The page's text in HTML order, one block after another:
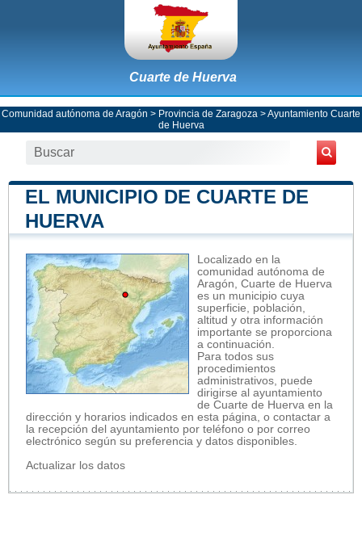
Cuarte de Huerva
Comunidad autónoma de Aragón > Provincia de Zaragoza >Ayuntamiento Cuarte
de Huerva
EL MUNICIPIO DE CUARTE DE
HUERVA
Localizado en la
comunidad autónoma de
Aragón, Cuarte de Huerva
es un municipio cuya
superficie, población,
altitud y otra información
importante se proporciona
a continuación.
Para todos sus
procedimientos
administrativos, puede
dirigirse al ayuntamiento
de Cuarte de Huerva en la
dirección y horarios indicados en esta página, o contactar a
la recepción del ayuntamiento por teléfono o por correo
electrónico según su preferencia y datos disponibles.
Actualizar los datos